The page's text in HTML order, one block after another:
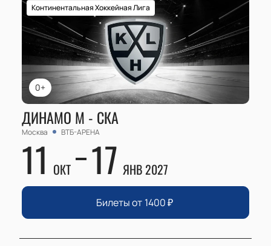
0+
Континентальная Хоккейная Лига
ДИНАМО М - СКА
Москва ВТБ-АРЕНА
11 ОКТ 17 ЯНВ 2027
Билеты от 1400₽